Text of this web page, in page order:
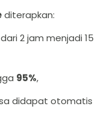
diterapkan:
2 jam menjadi 15
95%,
didapat otomatis